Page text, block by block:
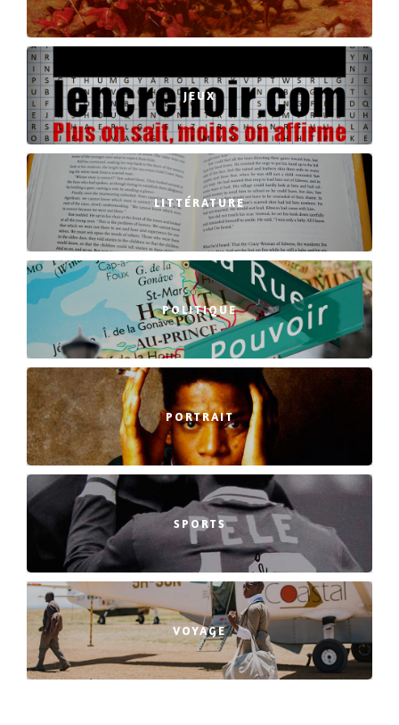
JEUX
LITTÉRATURE
POLITIQUE
PORTRAIT
SPORTS
VOYAGE